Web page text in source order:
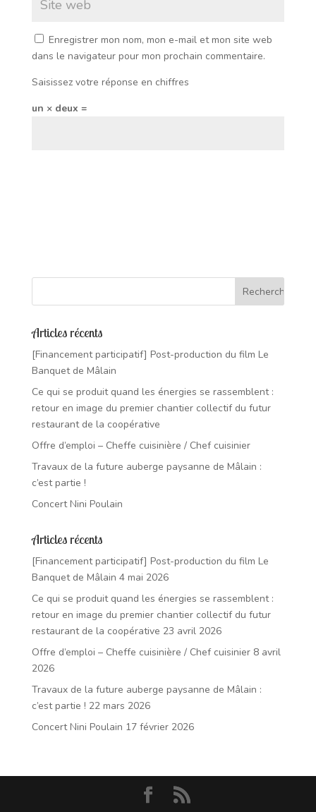
Enregistrer mon nom, mon e-mail et mon site web
dans le navigateur pour mon prochain commentaire.
Saisissez votre réponse en chiffres
un × deux =
Articles récents
[Financement participatif] Post-production du film Le
Banquet de Mâlain
Ce qui se produit quand les énergies se rassemblent :
retour en image du premier chantier collectif du futur
restaurant de la coopérative
Offre d’emploi – Cheffe cuisinière / Chef cuisinier
Travaux de la future auberge paysanne de Mâlain :
c’est partie !
Concert Nini Poulain
Articles récents
[Financement participatif] Post-production du film Le
Banquet de Mâlain 4 mai 2026
Ce qui se produit quand les énergies se rassemblent :
retour en image du premier chantier collectif du futur
restaurant de la coopérative 23 avril 2026
Offre d’emploi – Cheffe cuisinière / Chef cuisinier 8 avril
2026
Travaux de la future auberge paysanne de Mâlain :
c’est partie ! 22 mars 2026
Concert Nini Poulain 17 février 2026